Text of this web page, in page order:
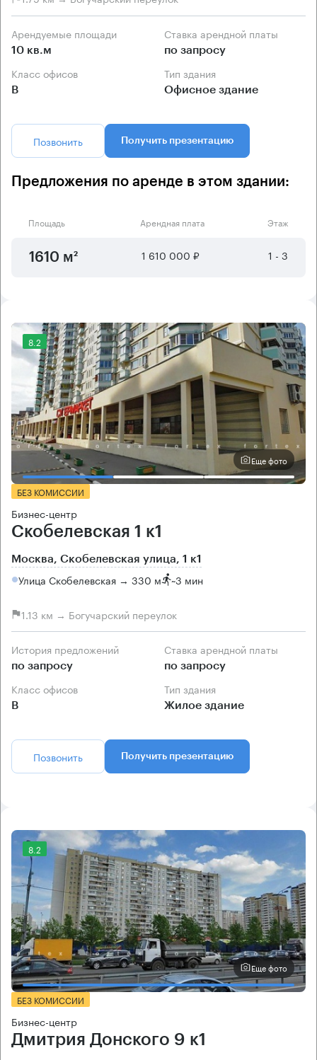
Арендуемые площади
10 кв.м
Ставка арендной платы
по запросу
Класс офисов
B
Тип здания
Офисное здание
Позвонить Получить презентацию
Предложения по аренде в этом здании:
Площадь Арендная плата Этаж
1610 м² 1 610 000 ₽ 1 - 3
8.2
Еще фото
БЕЗ КОМИССИИ
Бизнес-центр
Скобелевская 1 к1
Москва, Скобелевская улица, 1 к1
Улица Скобелевская → 330 м ~3 мин
1.13 км → Богучарский переулок
История предложений
по запросу
Ставка арендной платы
по запросу
Класс офисов
B
Тип здания
Жилое здание
Позвонить Получить презентацию
8.2
Еще фото
БЕЗ КОМИССИИ
Бизнес-центр
Дмитрия Донского 9 к1